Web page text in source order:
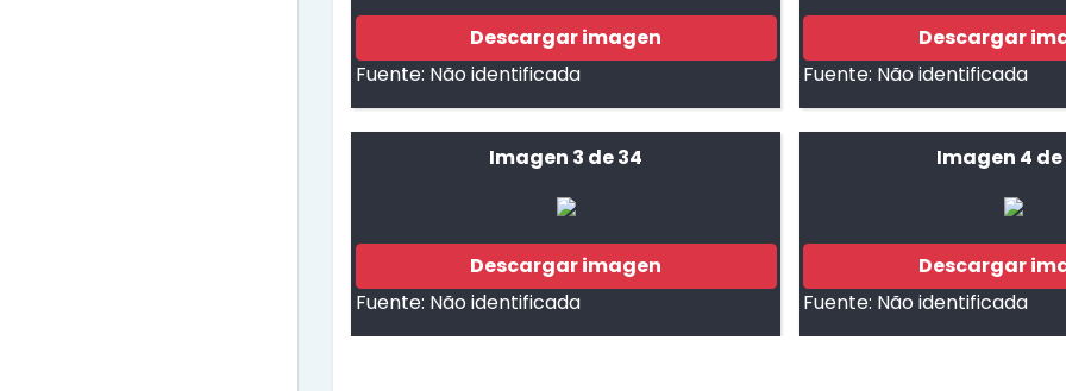
Descargar imagen
Fuente: Não identificada
Descargar
Fuente: Não identificada
Imagen 3 de 34
Descargar imagen
Fuente: Não identificada
Imagen 4 de
Descargar
Fuente: Não identificada